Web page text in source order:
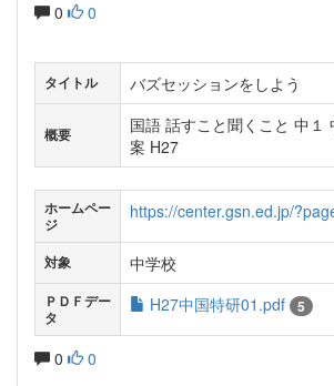
0 0
タイトル バズセッションをしよう
概要
国語 話すこと聞くこと 中１
案 H27
ホームペー
ジ
https://center.gsn.ed.jp/
対象 中学校
ＰＤＦデー
タ
H27中国特研01.pdf 5
0 0